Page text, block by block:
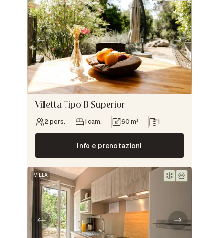
Villetta Tipo B Superior
2 pers. 1 cam. 60 m² 1
Info e prenotazioni
VILLA